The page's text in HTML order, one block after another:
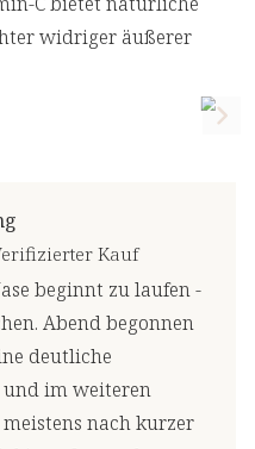
widriger äußerer
Kauf
beginnt zu laufen -
Abend begonnen
deutliche
und im weiteren
nach kurzer